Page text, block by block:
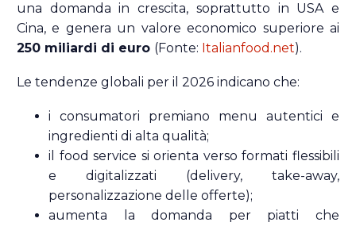
una domanda in crescita, soprattutto in USA e
Cina, e genera un valore economico superiore ai
250 miliardi di euro (Fonte: Italianfood.net).
Le tendenze globali per il 2026 indicano che:
i consumatori premiano menu autentici e
ingredienti di alta qualità;
il food service si orienta verso formati flessibili
e digitalizzati (delivery, take-away,
personalizzazione delle offerte);
aumenta la domanda per piatti che